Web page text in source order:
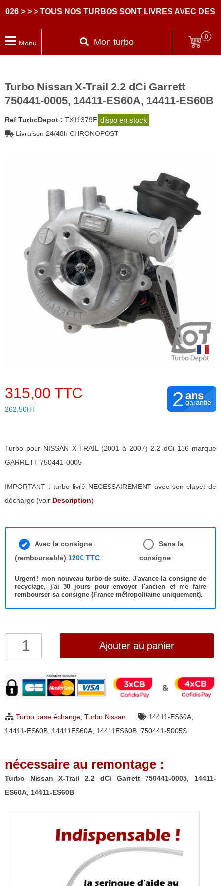
> > > TOUS NOS TURBOS SONT LIVRES AVEC DES
Menu Mon turbo
0
Turbo Nissan X-Trail 2.2 dCi Garrett
750441-0005, 14411-ES60A, 14411-ES60B
Ref TurboDepot : TX11379E dispo en stock
Livraison 24/48h CHRONOPOST
315,00 TTC
262,50HT 2 ans
garantie
Turbo pour NISSAN X-TRAIL (2001 à 2007) 2.2 dCi 136 marque
GARRETT 750441-0005
IMPORTANT : turbo livré NECESSAIREMENT avec son clapet de
décharge (voir Description)
Avec la consigne
(remboursable) 120€ TTC
Sans la
consigne
Urgent ! mon nouveau turbo de suite. J'avance la consigne de
recyclage, j'ai 30 jours pour envoyer l'ancien et me faire
rembourser sa consigne (France métropolitaine uniquement).
quantité
Nissan
X-
2.2
750441-
0005,
14411-
Ajouter au panier
Turbo base échange, Turbo Nissan 14411-ES60A,
14411-ES60B, 14411ES60A, 14411ES60B, 750441-5005S
nécessaire au remontage :
Turbo Nissan X-Trail 2.2 dCi Garrett 750441-0005, 14411-
ES60A, 14411-ES60B